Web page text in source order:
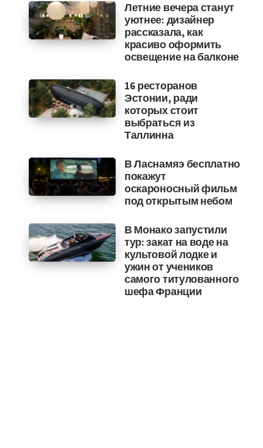
Летние вечера станут
уютнее: дизайнер
рассказала, как
красиво оформить
освещение на балконе
16 ресторанов
Эстонии, ради
которых стоит
выбраться из
Таллинна
В Ласнамяэ бесплатно
покажут
оскароносный фильм
под открытым небом
В Монако запустили
тур: закат на воде на
культовой лодке и
ужин от учеников
самого титулованного
шефа Франции